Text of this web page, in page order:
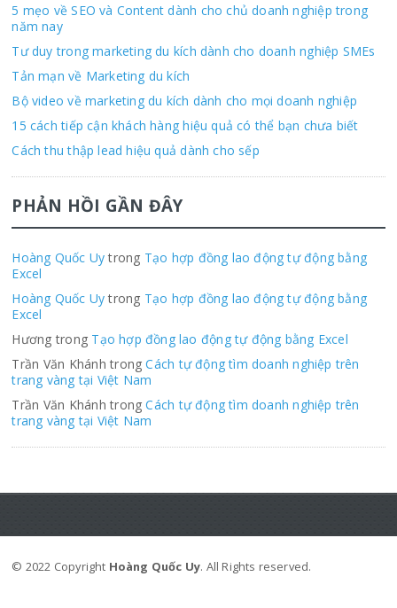
5 mẹo về SEO và Content dành cho chủ doanh nghiệp trong
năm nay
Tư duy trong marketing du kích dành cho doanh nghiệp SMEs
Tản mạn về Marketing du kích
Bộ video về marketing du kích dành cho mọi doanh nghiệp
15 cách tiếp cận khách hàng hiệu quả có thể bạn chưa biết
Cách thu thập lead hiệu quả dành cho sếp
PHẢN HỒI GẦN ĐÂY
Hoàng Quốc Uytrong Tạo hợp đồng lao động tự động bằng
Excel
Hoàng Quốc Uytrong Tạo hợp đồng lao động tự động bằng
Excel
Hương trong Tạo hợp đồng lao động tự động bằng Excel
Trần Văn Khánh trongCách tự động tìm doanh nghiệp trên
trang vàng tại Việt Nam
Trần Văn Khánh trongCách tự động tìm doanh nghiệp trên
trang vàng tại Việt Nam
© 2022 Copyright Hoàng Quốc Uy. All Rights reserved.